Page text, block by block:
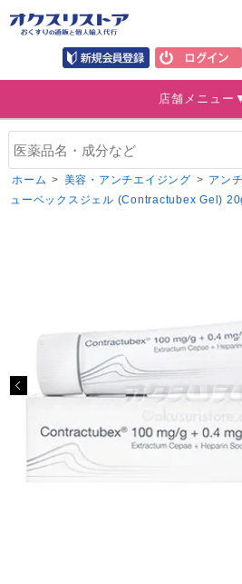
店舗メニュー
ホーム > 美容・アンチエイジング > アン
ューベックスジェル (Contractubex Gel)